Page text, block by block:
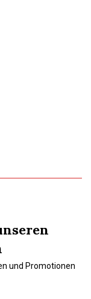
und Promotionen